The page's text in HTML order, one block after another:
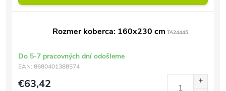
Rozmer koberca: 160x230 cm TA24445
Do 5-7 pracovných dní odošleme
EAN: 8680401388574
€63,42